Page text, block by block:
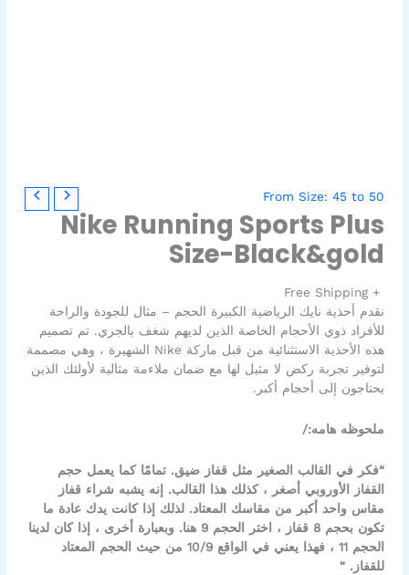
From Size: 45 to 50
Nike Running Sports Plus
Size-Black&gold
+ Free Shipping
نقدم أحذية نايك الرياضية الكبيرة الحجم – مثال للجودة والراحة
للأفراد ذوي الأحجام الخاصة الذين لديهم شغف بالجري. تم تصميم
هذه الأحذية الاستثنائية من قبل ماركة Nike الشهيرة ، وهي مصممة
لتوفير تجربة ركض لا مثيل لها مع ضمان ملاءمة مثالية لأولئك الذين
يحتاجون إلى أحجام أكبر.
ملحوظه هامه:/
“فكر في القالب الصغير مثل قفاز ضيق. تمامًا كما يعمل حجم
القفاز الأوروبي أصغر ، كذلك هذا القالب. إنه يشبه شراء قفاز
مقاس واحد أكبر من مقاسك المعتاد. لذلك إذا كانت يدك عادة ما
تكون بحجم 8 قفاز ، اختر الحجم 9 هنا. وبعبارة أخرى ، إذا كان لدينا
الحجم 11 ، فهذا يعني في الواقع 10/9 من حيث الحجم المعتاد
للقفاز. “